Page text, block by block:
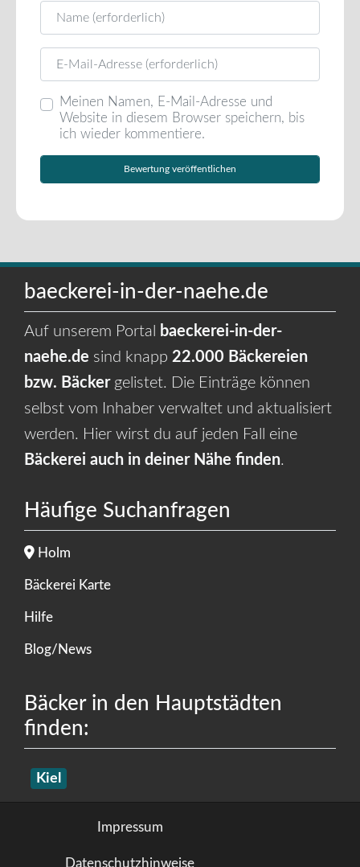
Name
E-Mail
Meinen Namen, E-Mail-Adresse und
Website in diesem Browser speichern, bis
ich wieder kommentiere.
baeckerei-in-der-naehe.de
Auf unserem Portal
baeckerei-in-der-
naehe.de sind knapp 22.000 Bäckereien
bzw. Bäckergelistet. Die Einträge können
selbst vom Inhaber verwaltet und aktualisiert
werden. Hier wirst du auf jeden Fall eine
Bäckerei auch in deiner Nähe finden.
Häufige Suchanfragen
Holm
Bäckerei Karte
Hilfe
Blog/News
Bäcker in den Hauptstädten
finden:
Kiel
Impressum
Datenschutzhinweise